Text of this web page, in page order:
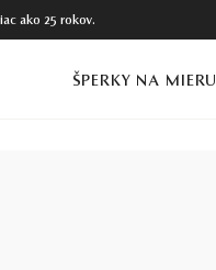
ako 25 rokov.
ŠPERKY NA MIERU